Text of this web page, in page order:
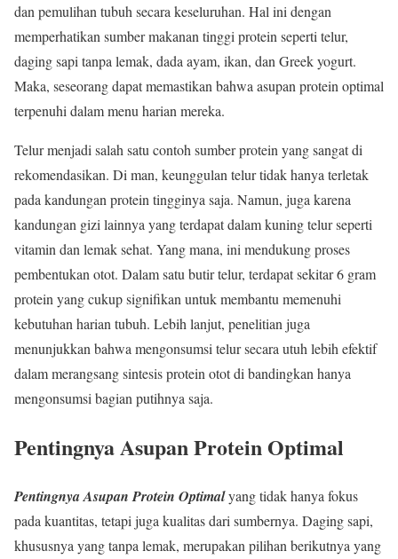
dan pemulihan tubuh secara keseluruhan. Hal ini dengan
memperhatikan sumber makanan tinggi protein seperti telur,
daging sapi tanpa lemak, dada ayam, ikan, dan Greek yogurt.
Maka, seseorang dapat memastikan bahwa asupan protein optimal
terpenuhi dalam menu harian mereka.
Telur menjadi salah satu contoh sumber protein yang sangat di
rekomendasikan. Di man, keunggulan telur tidak hanya terletak
pada kandungan protein tingginya saja. Namun, juga karena
kandungan gizi lainnya yang terdapat dalam kuning telur seperti
vitamin dan lemak sehat. Yang mana, ini mendukung proses
pembentukan otot. Dalam satu butir telur, terdapat sekitar 6 gram
protein yang cukup signifikan untuk membantu memenuhi
kebutuhan harian tubuh. Lebih lanjut, penelitian juga
menunjukkan bahwa mengonsumsi telur secara utuh lebih efektif
dalam merangsang sintesis protein otot di bandingkan hanya
mengonsumsi bagian putihnya saja.
Pentingnya Asupan Protein Optimal
Pentingnya Asupan Protein Optimalyang tidak hanya fokus
pada kuantitas, tetapi juga kualitas dari sumbernya. Daging sapi,
khususnya yang tanpa lemak, merupakan pilihan berikutnya yang